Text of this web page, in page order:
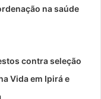
na saúde
contra seleção
Vida em Ipirá e